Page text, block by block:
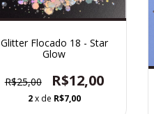
Glitter Flocado 18 - Star
Glow
R$25,00 R$12,00
2x de R$7,00